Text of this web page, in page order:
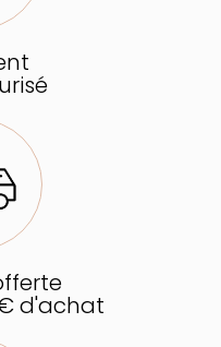
d'achat